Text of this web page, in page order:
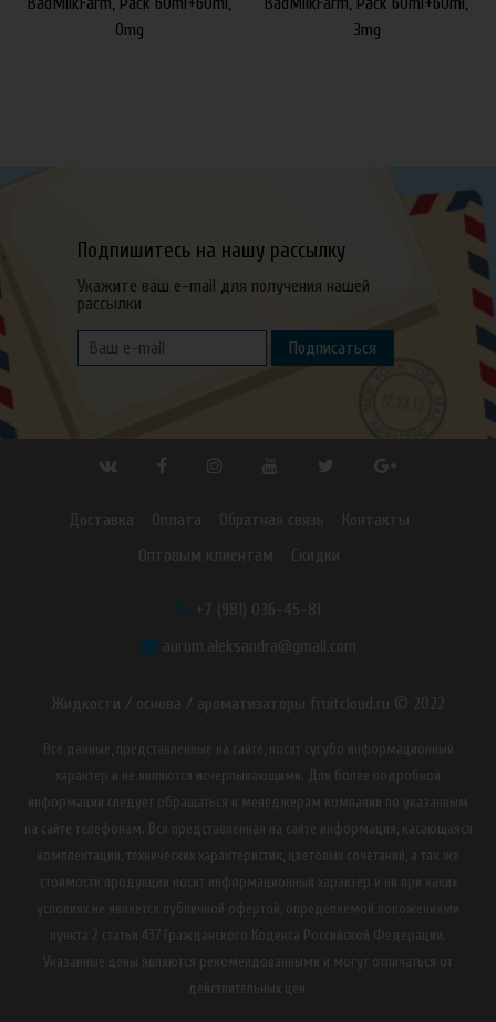
0mg
3mg
Подпишитесь на нашу рассылку
Укажите ваш e-mail для получения нашей
рассылки
Подписаться
Доставка Оплата Обратная связь
Контакты
Оптовым клиентам
Скидки
+7 (981) 036-45-81
aurum.aleksandra@gmail.com
Жидкости / основа / ароматизаторы fruitcloud.ru © 2022
Все данные, представленные на сайте, носят сугубо информационный
характер и не являются исчерпывающими. Для более подробной
информации следует обращаться к менеджерам компании по указанным
на сайте телефонам. Вся представленная на сайте информация, касающаяся
комплектации, технических характеристик, цветовых сочетаний, а так же
стоимости продукции носит информационный характер и ни при каких
условиях не является публичной офертой, определяемой положениями
пункта 2 статьи 437 Гражданского Кодекса Российской Федерации.
Указанные цены являются рекомендованными и могут отличаться от
действительных цен.